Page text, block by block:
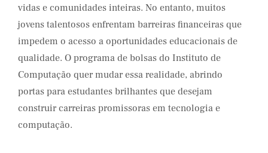
vidas e comunidades inteiras. No entanto, muitos
jovens talentosos enfrentam barreiras financeiras que
impedem o acesso a oportunidades educacionais de
qualidade. O programa de bolsas do Instituto de
Computação quer mudar essa realidade, abrindo
portas para estudantes brilhantes que desejam
construir carreiras promissoras em tecnologia e
computação.